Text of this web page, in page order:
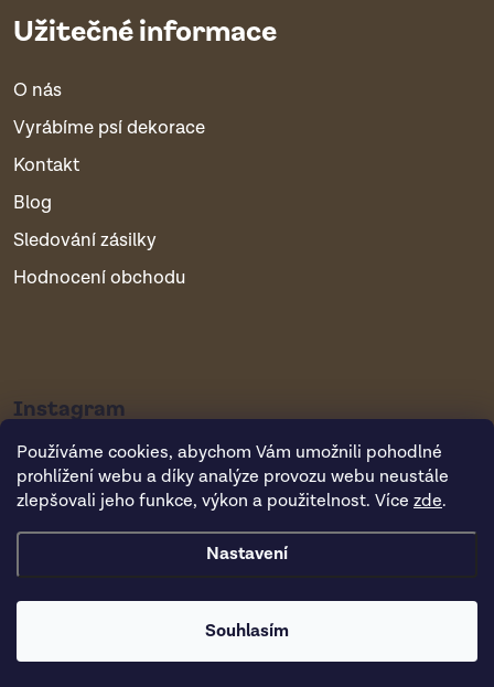
Používáme cookies, abychom Vám umožnili pohodlné
prohlížení webu a díky analýze provozu webu neustále
zlepšovali jeho funkce, výkon a použitelnost. Více zde.
Nastavení
Souhlasím
Užitečné informace
O nás
Vyrábíme psí dekorace
Kontakt
Blog
Sledování zásilky
Hodnocení obchodu
Instagram
Copyright 2026Vsepropejska.cz. Všechna práva vyhrazena.